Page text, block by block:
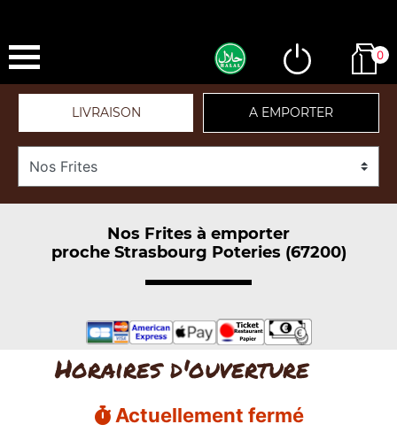
0
LIVRAISON A EMPORTER
Nos Frites à emporter
proche Strasbourg Poteries (67200)
Horaires d'ouverture
Actuellement fermé